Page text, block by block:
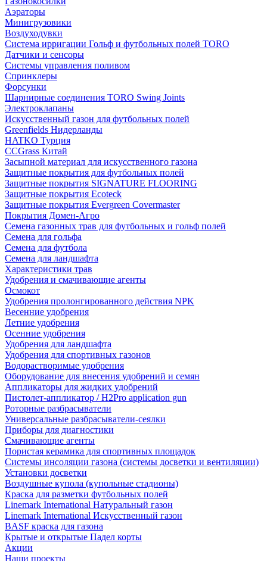
Аэраторы
Минигрузовики
Воздуходувки
Система ирригации Гольф и футбольных полей TORO
Датчики и сенсоры
Системы управления поливом
Спринклеры
Форсунки
Шарнирные соединения TORO Swing Joints
Электроклапаны
Искусственный газон для футбольных полей
Greenfields Нидерланды
HATKO Турция
CCGrass Китай
Засыпной материал для искусственного газона
Защитные покрытия для футбольных полей
Защитные покрытия SIGNATURE FLOORING
Защитные покрытия Ecoteck
Защитные покрытия Evergreen Covermaster
Покрытия Домен-Агро
Семена газонных трав для футбольных и гольф полей
Семена для гольфа
Семена для футбола
Семена для ландшафта
Характеристики трав
Удобрения и смачивающие агенты
Осмокот
Удобрения пролонгированного действия NPK
Весенние удобрения
Летние удобрения
Осенние удобрения
Удобрения для ландшафта
Удобрения для спортивных газонов
Водорастворимые удобрения
Оборудование для внесения удобрений и семян
Аппликаторы для жидких удобрений
Пистолет-аппликатор / H2Pro application gun
Роторные разбрасыватели
Универсальные разбрасыватели-сеялки
Приборы для диагностики
Смачивающие агенты
Пористая керамика для спортивных площадок
Системы инсоляции газона (системы досветки и вентиляции)
Установки досветки
Воздушные купола (купольные стадионы)
Краска для разметки футбольных полей
Linemark International Натуральный газон
Linemark International Искусственный газон
BASF краска для газона
Крытые и открытые Падел корты
Акции
Наши проекты